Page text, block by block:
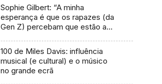
Sophie Gilbert: “A minha
esperança é que os rapazes (da
Gen Z) percebam que estão a
100 de Miles Davis: influência
musical (e cultural) e o músico
no grande ecrã